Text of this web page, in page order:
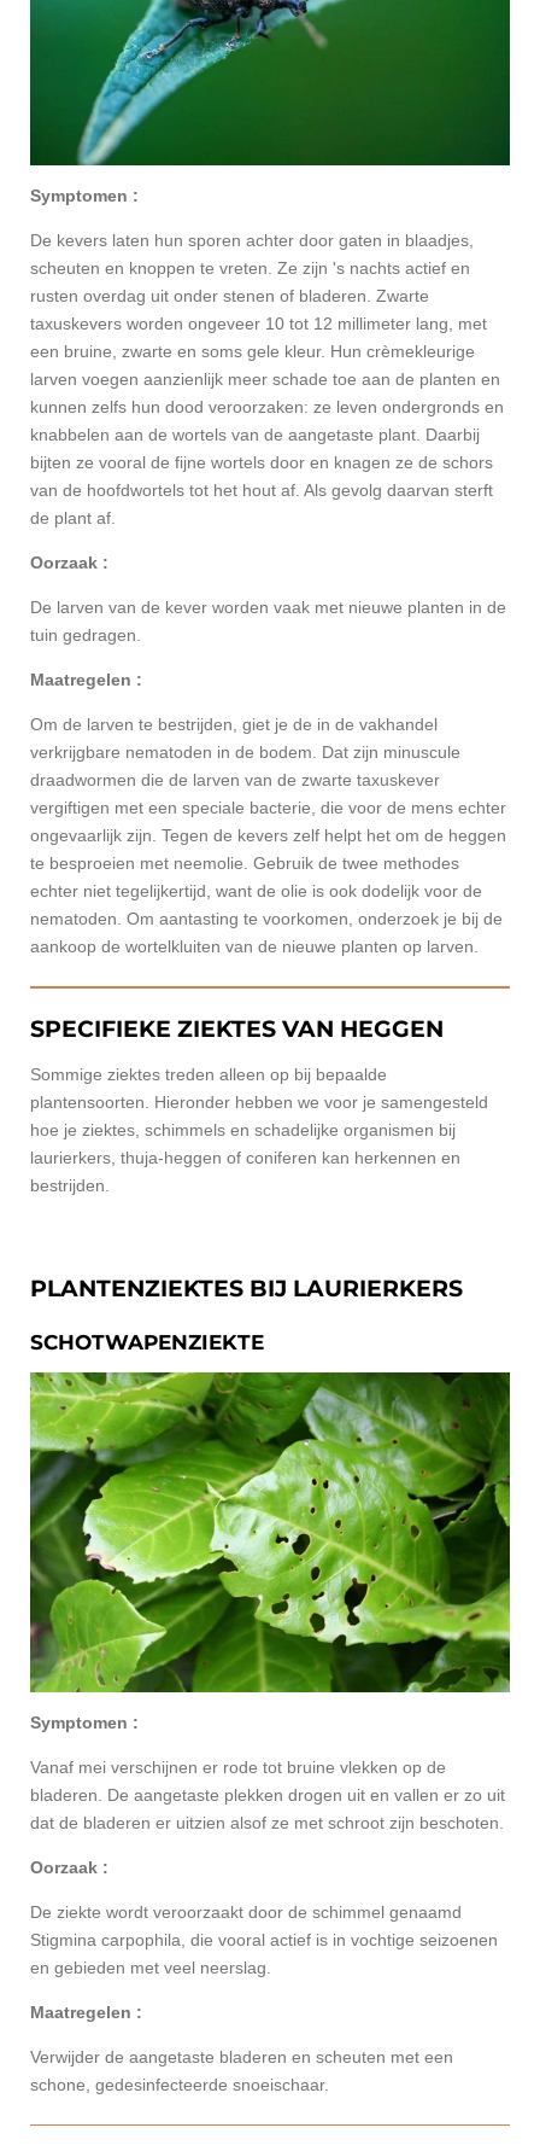
Symptomen :
De kevers laten hun sporen achter door gaten in blaadjes,
scheuten en knoppen te vreten. Ze zijn 's nachts actief en
rusten overdag uit onder stenen of bladeren. Zwarte
taxuskevers worden ongeveer 10 tot 12 millimeter lang, met
een bruine, zwarte en soms gele kleur. Hun crèmekleurige
larven voegen aanzienlijk meer schade toe aan de planten en
kunnen zelfs hun dood veroorzaken: ze leven ondergronds en
knabbelen aan de wortels van de aangetaste plant. Daarbij
bijten ze vooral de fijne wortels door en knagen ze de schors
van de hoofdwortels tot het hout af. Als gevolg daarvan sterft
de plant af.
Oorzaak :
De larven van de kever worden vaak met nieuwe planten in de
tuin gedragen.
Maatregelen :
Om de larven te bestrijden, giet je de in de vakhandel
verkrijgbare nematoden in de bodem. Dat zijn minuscule
draadwormen die de larven van de zwarte taxuskever
vergiftigen met een speciale bacterie, die voor de mens echter
ongevaarlijk zijn. Tegen de kevers zelf helpt het om de heggen
te besproeien met neemolie. Gebruik de twee methodes
echter niet tegelijkertijd, want de olie is ook dodelijk voor de
nematoden. Om aantasting te voorkomen, onderzoek je bij de
aankoop de wortelkluiten van de nieuwe planten op larven.
SPECIFIEKE ZIEKTES VAN HEGGEN
Sommige ziektes treden alleen op bij bepaalde
plantensoorten. Hieronder hebben we voor je samengesteld
hoe je ziektes, schimmels en schadelijke organismen bij
laurierkers, thuja-heggen of coniferen kan herkennen en
bestrijden.
PLANTENZIEKTES BIJ LAURIERKERS
SCHOTWAPENZIEKTE
Symptomen :
Vanaf mei verschijnen er rode tot bruine vlekken op de
bladeren. De aangetaste plekken drogen uit en vallen er zo uit
dat de bladeren er uitzien alsof ze met schroot zijn beschoten.
Oorzaak :
De ziekte wordt veroorzaakt door de schimmel genaamd
Stigmina carpophila, die vooral actief is in vochtige seizoenen
en gebieden met veel neerslag.
Maatregelen :
Verwijder de aangetaste bladeren en scheuten met een
schone, gedesinfecteerde snoeischaar.